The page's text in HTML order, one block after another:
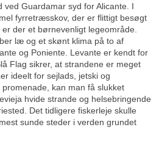
Guardamar syd for Alicante. I
fyrretræsskov, der er flittigt besøgt
der et børnevenligt legeområde.
læ og et skønt klima på to af
og Poniente. Levante er kendt for
Flag sikrer, at strandene er meget
ideelt for sejlads, jetski og
kan man få slukket
hvide strande og helsebringende
Det tidligere fiskerleje skulle
sunde steder i verden grundet